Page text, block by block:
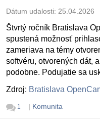
Dátum udalosti: 25.04.2026
Štvrtý ročník Bratislava
spustená možnosť
zameriava na témy
softvéru, otvorených dát,
podobne. Podujatie sa
Zdroj: Bratislava
1 | Komunita